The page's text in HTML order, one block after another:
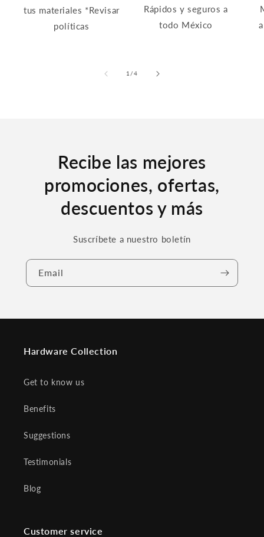
tus materiales *Revisar
políticas
Rápidos y seguros a
todo México
1 /of
4
Recibe las mejores
promociones, ofertas,
descuentos y más
Suscríbete a nuestro boletín
Email
Hardware Collection
Get to know us
Benefits
Suggestions
Testimonials
Blog
Customer service